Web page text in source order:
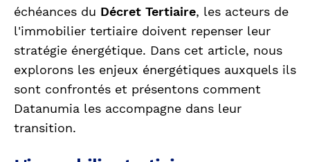
échéances du Décret Tertiaire, les acteurs de
l'immobilier tertiaire doivent repenser leur
stratégie énergétique. Dans cet article, nous
explorons les enjeux énergétiques auxquels ils
sont confrontés et présentons comment
Datanumia les accompagne dans leur
transition.